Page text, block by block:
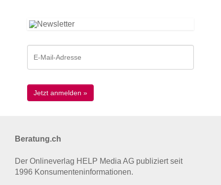
Beratung.ch
Der Onlineverlag HELP Media AG publiziert seit
1996 Konsumenten­informationen.